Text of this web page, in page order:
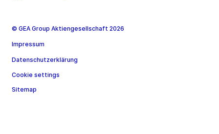
© GEA Group Aktiengesellschaft 2026
Impressum
Datenschutzerklärung
Cookie settings
Sitemap